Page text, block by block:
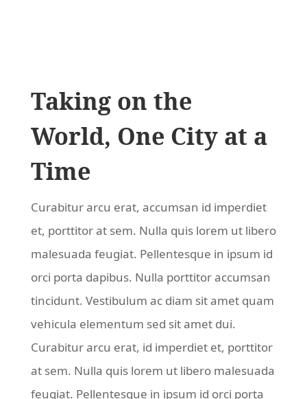
Taking on the
World, One City at a
Time
Curabitur arcu erat, accumsan id imperdiet
et, porttitor at sem. Nulla quis lorem ut libero
malesuada feugiat. Pellentesque in ipsum id
orci porta dapibus. Nulla porttitor accumsan
tincidunt. Vestibulum ac diam sit amet quam
vehicula elementum sed sit amet dui.
Curabitur arcu erat, id imperdiet et, porttitor
at sem. Nulla quis lorem ut libero malesuada
feugiat. Pellentesque in ipsum id orci porta